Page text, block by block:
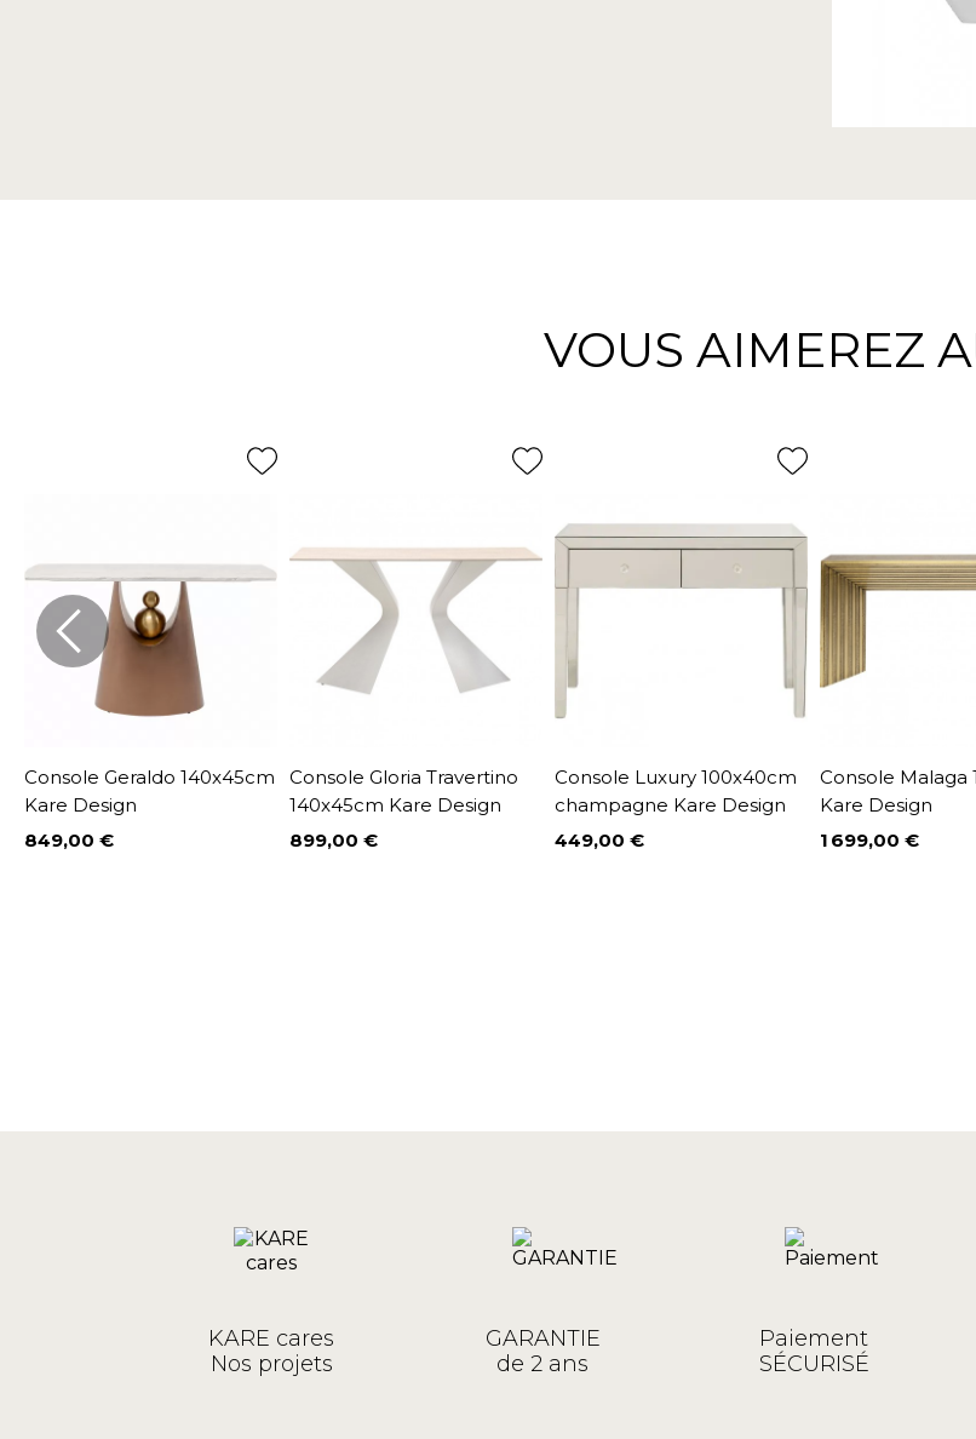
VOUS AIMEREZ
Console Geraldo 140x45cm
Kare Design
Prix
849,00 €
Console Gloria Travertino
140x45cm Kare Design
Prix
899,00 €
Console Luxury 100x40cm
champagne Kare Design
Prix
449,00 €
Console Malaga
Kare Design
Prix
1 699,00 €
KARE cares
Nos projets
GARANTIE
de 2 ans
Paiement
SÉCURISÉ